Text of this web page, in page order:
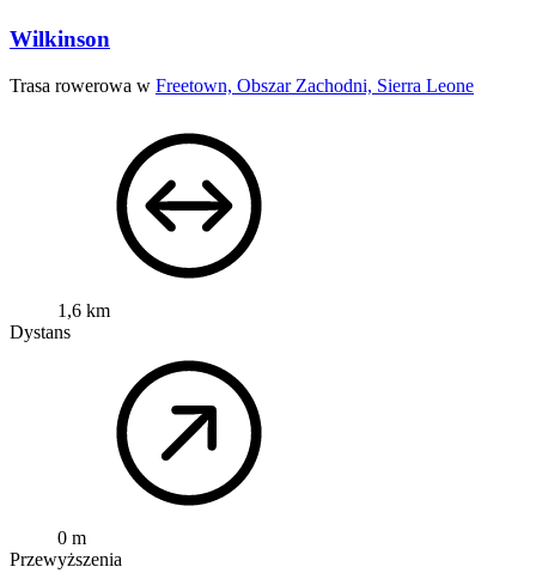
Wilkinson
Trasa rowerowa w Freetown, Obszar Zachodni, Sierra Leone
1,6 km
Dystans
0 m
Przewyższenia